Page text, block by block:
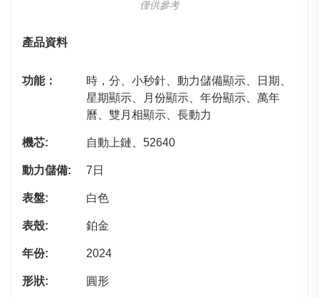
僅供參考
產品資料
功能：
時，分、小秒針、動力儲備顯示、日期、
星期顯示、月份顯示、年份顯示、萬年
曆、雙月相顯示、長動力
機芯: 自動上鏈、52640
動力儲備: 7日
表盤: 白色
表殼: 鉑金
年份: 2024
形狀: 圓形